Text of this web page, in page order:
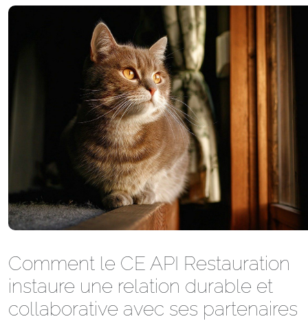
Comment le CE API Restauration
instaure une relation durable et
collaborative avec ses partenaires